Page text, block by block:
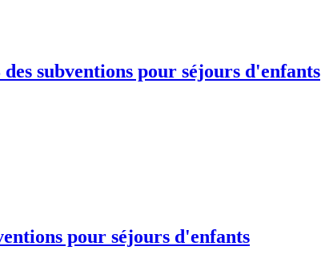
subventions pour séjours d'enfants
pour séjours d'enfants